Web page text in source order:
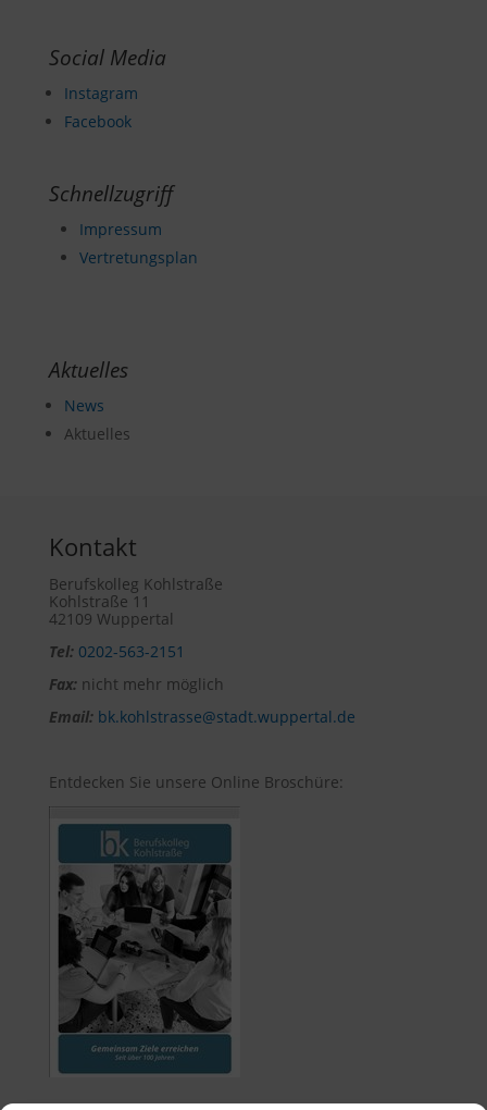
Social Media
Instagram
Facebook
Schnellzugriff
Impressum
Vertretungsplan
Aktuelles
News
Aktuelles
Kontakt
Berufskolleg Kohlstraße
Kohlstraße 11
42109 Wuppertal
Tel: 0202-563-2151
Fax:nicht mehr möglich
Email: bk.kohlstrasse@stadt.wuppertal.de
Entdecken Sie unsere Online Broschüre: